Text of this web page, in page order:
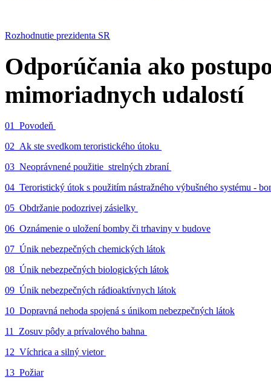
Rozhodnutie prezidenta SR
Odporúčania ako
mimoriadnych udalostí
01_Povodeň
02_Ak ste svedkom teroristického útoku
03_Neoprávnené použitie strelných zbraní
04_Teroristický útok s použitím nástražného výbušného systému -
05_Obdržanie podozrivej zásielky
06_Oznámenie o uložení bomby či trhaviny v budove
07_Únik nebezpečných chemických látok
08_Únik nebezpečných biologických látok
09_Únik nebezpečných rádioaktívnych látok
10_Dopravná nehoda spojená s únikom nebezpečných látok
11_Zosuv pôdy a prívalového bahna
12_Víchrica a silný vietor
13_Požiar